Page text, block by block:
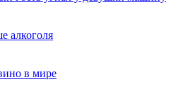
алкоголя
в мире